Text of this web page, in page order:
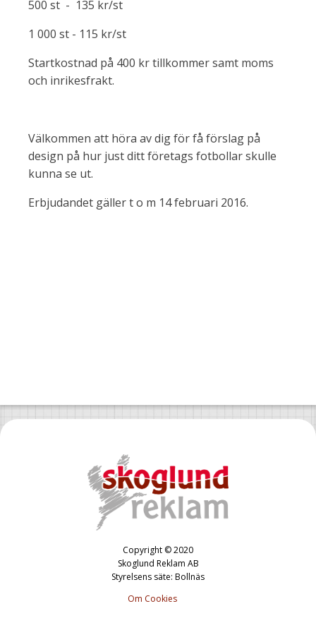
500 st - 135 kr/st
1 000 st - 115 kr/st
Startkostnad på 400 kr tillkommer samt moms
och inrikesfrakt.
Välkommen att höra av dig för få förslag på
design på hur just ditt företags fotbollar skulle
kunna se ut.
Erbjudandet gäller t o m 14 februari 2016.
Copyright © 2020
Skoglund Reklam AB
Styrelsens säte: Bollnäs
Om Cookies